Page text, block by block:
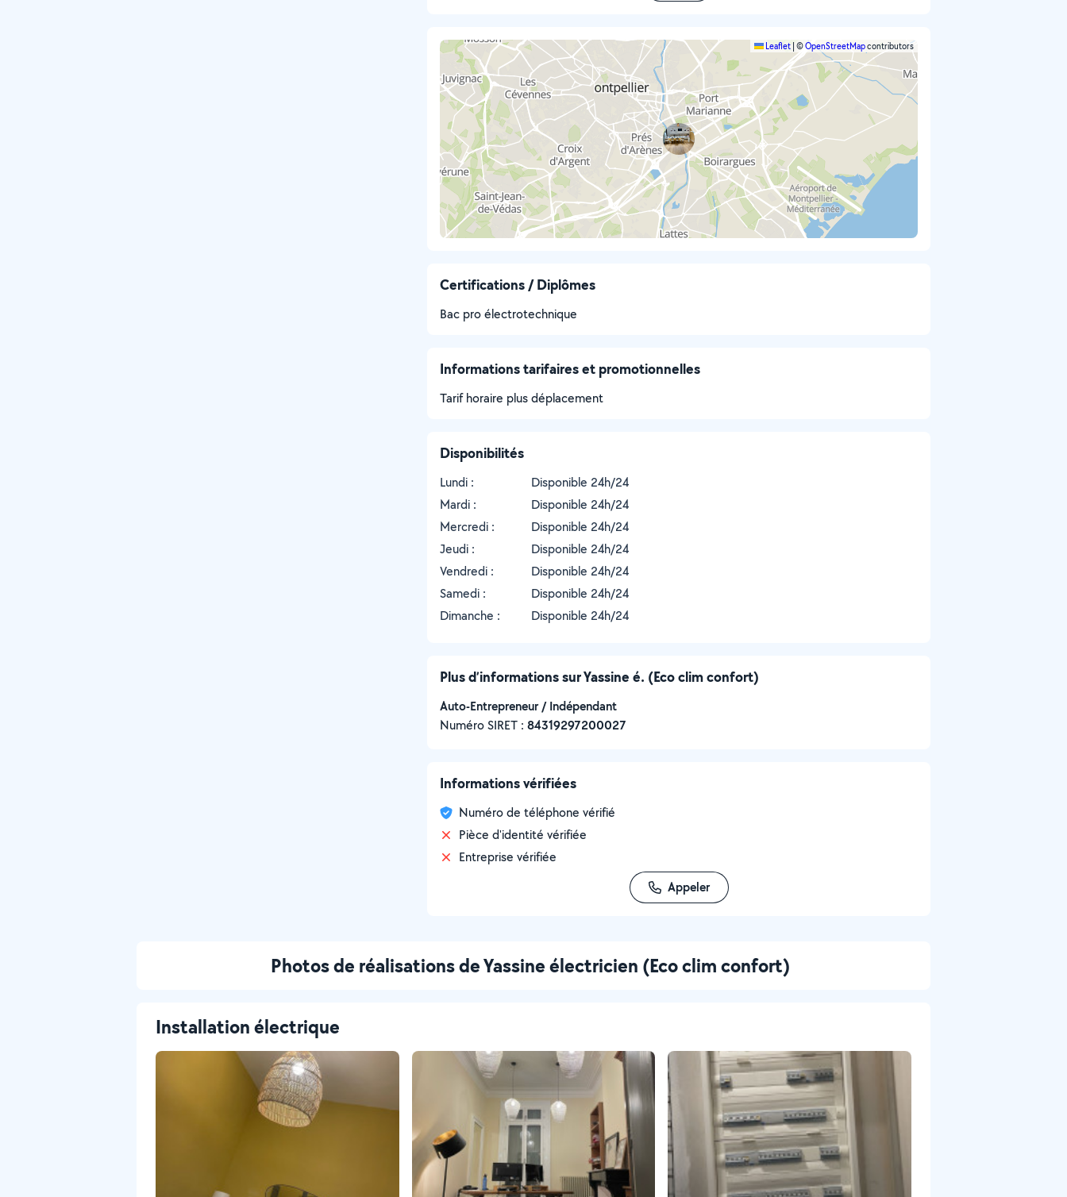
Leaflet ©OpenStreetMapcontributors
Certifications / Diplômes
Bac pro électrotechnique
Informations tarifaires et promotionnelles
Tarif horaire plus déplacement
Disponibilités
Lundi :
Disponible 24h/24
Mardi :
Disponible 24h/24
Mercredi :
Disponible 24h/24
Jeudi :
Disponible 24h/24
Vendredi :
Disponible 24h/24
Samedi :
Disponible 24h/24
Dimanche :
Disponible 24h/24
Plus d’informations sur Yassine é. (Eco clim confort)
Auto-Entrepreneur / Indépendant
Numéro SIRET : ‍84319297200027
Informations vérifiées
Numéro de téléphone vérifié
Pièce d'identité vérifiée
Entreprise vérifiée
Appeler
Photos de réalisations de Yassine électricien (Eco clim confort)
Installation électrique